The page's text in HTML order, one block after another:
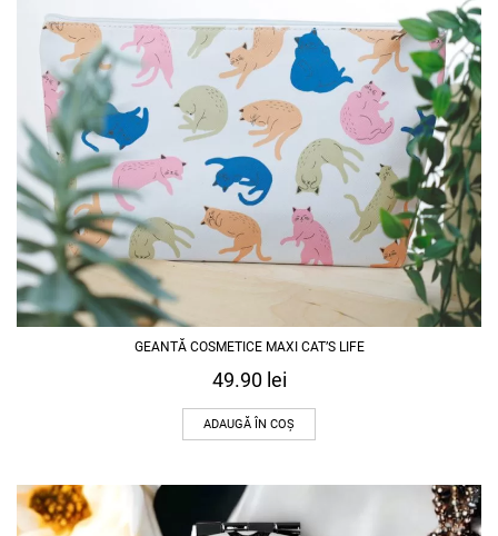
GEANTĂ COSMETICE MAXI CAT’S LIFE
49.90 lei
ADAUGĂ ÎN COȘ